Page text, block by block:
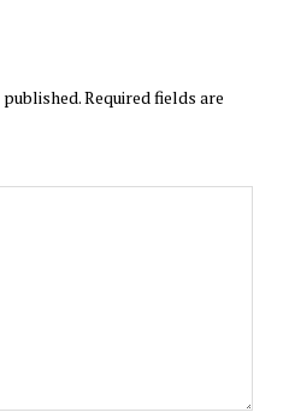
Required fields are